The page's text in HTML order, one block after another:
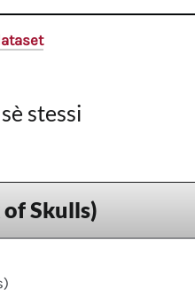
stessi
Skulls)